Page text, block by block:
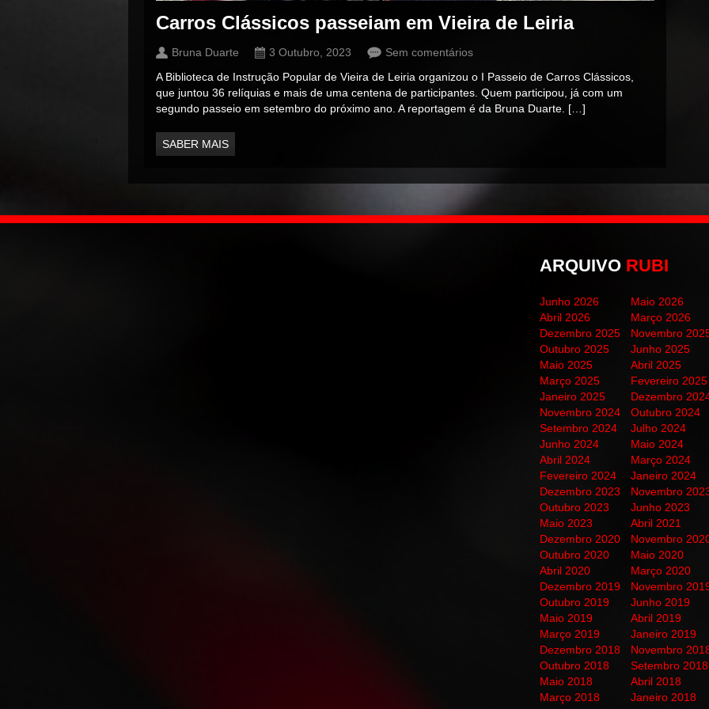
Carros Clássicos passeiam em Vieira de Leiria
Bruna Duarte 3 Outubro, 2023
Sem comentários
A Biblioteca de Instrução Popular de Vieira de Leiria organizou o I Passeio de Carros Clássicos,
que juntou 36 relíquias e mais de uma centena de participantes. Quem participou, já com um
segundo passeio em setembro do próximo ano. A reportagem é da Bruna Duarte. […]
SABER MAIS
ARQUIVO RUBI
Junho 2026
Maio 2026
Abril 2026
Março 2026
Dezembro 2025
Novembro
Outubro 2025
Junho 2025
Maio 2025
Abril 2025
Março 2025
Fevereiro 2025
Janeiro 2025
Dezembro
Novembro 2024
Outubro 2024
Setembro 2024
Julho 2024
Junho 2024
Maio 2024
Abril 2024
Março 2024
Fevereiro 2024
Janeiro 2024
Dezembro 2023
Novembro
Outubro 2023
Junho 2023
Maio 2023
Abril 2021
Dezembro 2020
Novembro
Outubro 2020
Maio 2020
Abril 2020
Março 2020
Dezembro 2019
Novembro
Outubro 2019
Junho 2019
Maio 2019
Abril 2019
Março 2019
Janeiro 2019
Dezembro 2018
Novembro
Outubro 2018
Setembro 2018
Maio 2018
Abril 2018
Março 2018
Janeiro 2018